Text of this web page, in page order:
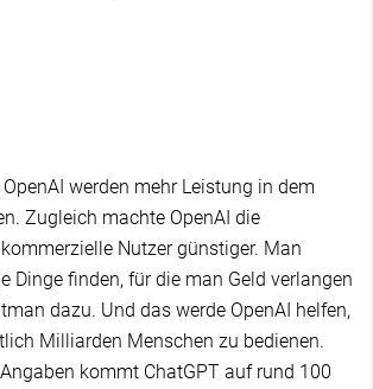
werden mehr Leistung in dem
Zugleich machte OpenAI die
Nutzer günstiger. Man
Dinge finden, für die man Geld verlangen
dazu. Und das werde OpenAI helfen,
Milliarden Menschen zu bedienen.
kommt ChatGPT auf rund 100